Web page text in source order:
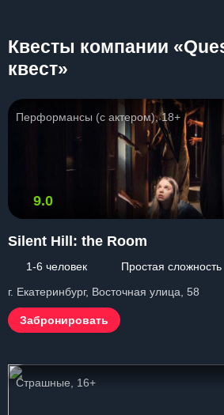
Квесты компании
квест»
Перформансы (с актером), 18+
9.0
Silent Hill: the Room
1-6 человек
Простая сложность
г. Екатеринбург, Восточная улица, 58
Забронировать
Страшные, 16+